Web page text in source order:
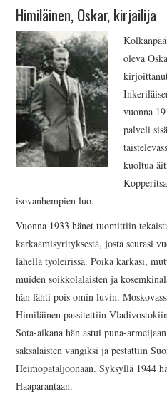
Himiläinen, Oskar, kirjailija
K
oleva
vuonna
palveli
kuoltua
isovanhempien luo.
Vuonna 1933 hänet tuomittiin
karkaamisyrityksestä, josta seurasi
lähellä työleirissä. Poika karkasi,
muiden soikkolalaisten ja
hän lähti pois omin luvin.
Himiläinen passitettiin
Sota-aikana hän astui puna-
saksalaisten vangiksi ja pestattiin
Heimopataljoonaan. Syksyllä 1944
Haaparantaan.